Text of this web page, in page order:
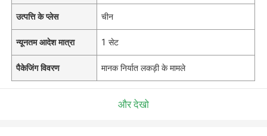
उत्पत्ति के प्लेस चीन
न्यूनतम आदेश मात्रा 1 सेट
पैकेजिंग विवरण मानक निर्यात लकड़ी के मामले
और देखो